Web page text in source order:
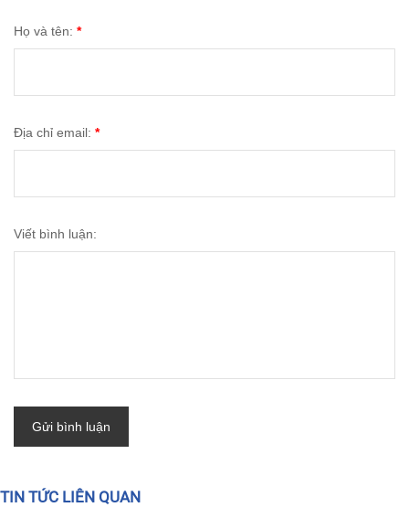
Họ và tên: *
Địa chỉ email: *
Viết bình luận:
Gửi bình luận
TIN TỨC LIÊN QUAN